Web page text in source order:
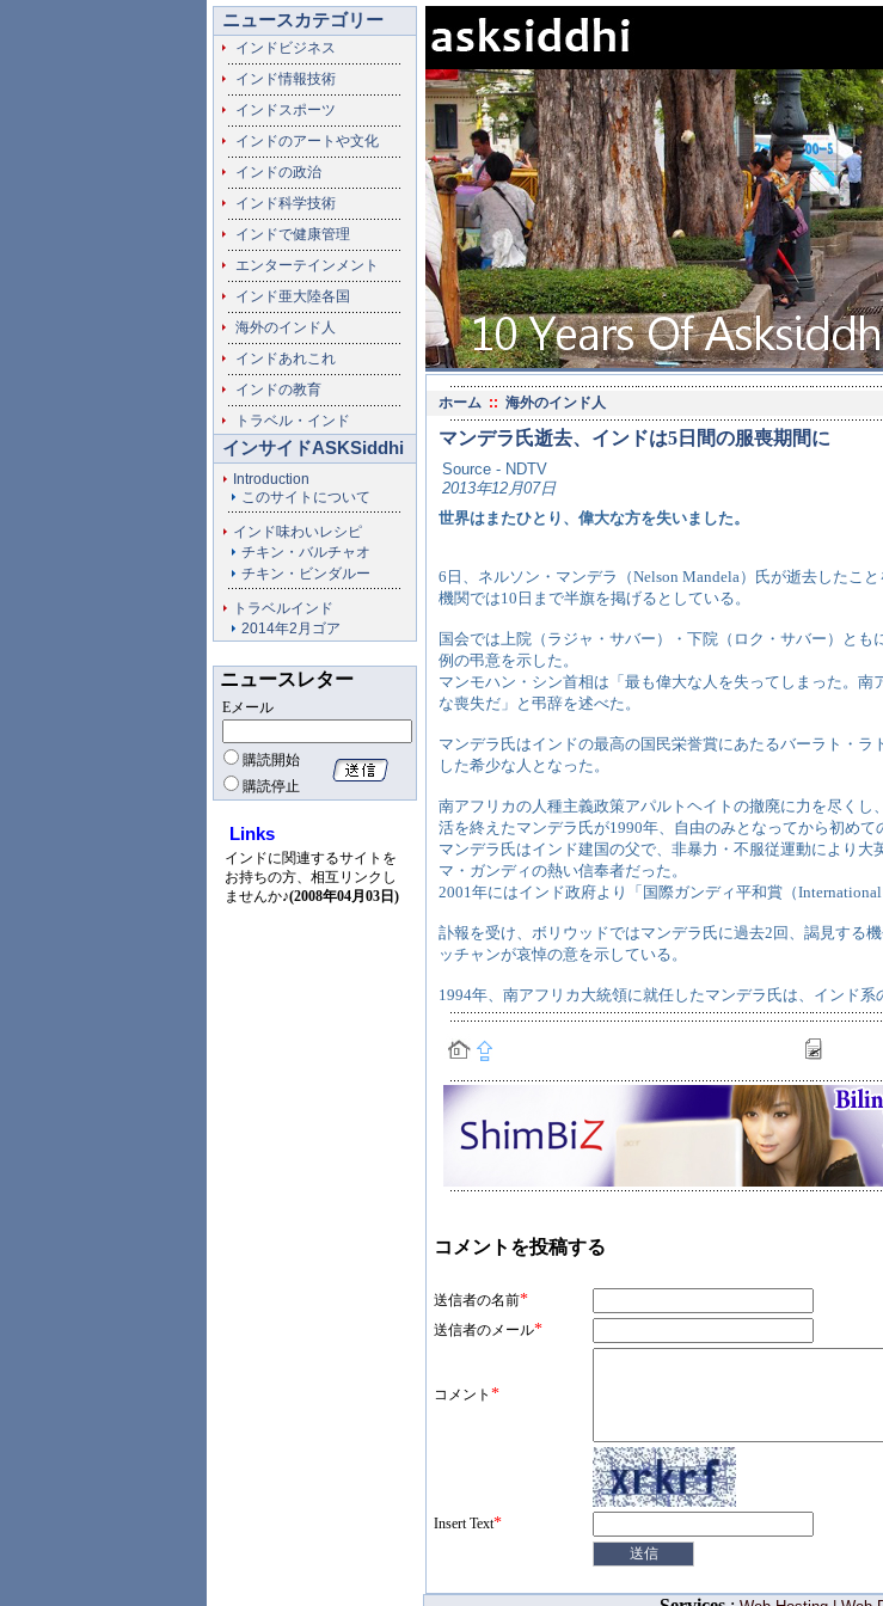
ニュースカテゴリー
インドビジネス
インド情報技術
インドスポーツ
インドのアートや文化
インドの政治
インド科学技術
インドで健康管理
エンターテインメント
インド亜大陸各国
海外のインド人
インドあれこれ
インドの教育
トラベル・インド
インサイドASKSiddhi
Introduction
このサイトについて
インド味わいレシピ
チキン・バルチャオ
チキン・ビンダルー
トラベルインド
2014年2月ゴア
ニュースレター
Eメール
購読開始
購読停止
Links
インドに関連するサイトを
お持ちの方、相互リンクし
ませんか♪(2008年04月03日)
ホーム :: 海外のインド人
マンデラ氏逝去、インドは5日間の服喪期間に
Source - NDTV
2013年12月07日
世界はまたひとり、偉大な方を失いました。
6日、ネルソン・マンデラ（Nelson Mandela）氏が逝去したこ
機関では10日まで半旗を掲げるとしている。
国会では上院（ラジャ・サバー）・下院（ロク・サバー）と
例の弔意を示した。
マンモハン・シン首相は「最も偉大な人を失ってしまった。
な喪失だ」と弔辞を述べた。
マンデラ氏はインドの最高の国民栄誉賞にあたるバーラト・ラ
した希少な人となった。
南アフリカの人種主義政策アパルトヘイトの撤廃に力を尽く
活を終えたマンデラ氏が1990年、自由のみとなってから初めて
マンデラ氏はインド建国の父で、非暴力・不服従運動により大
マ・ガンディの熱い信奉者だった。
2001年にはインド政府より「国際ガンディ平和賞（International
訃報を受け、ボリウッドではマンデラ氏に過去2回、謁見する
ッチャンが哀悼の意を示している。
1994年、南アフリカ大統領に就任したマンデラ氏は、インド系
コメントを投稿する
送信者の名前*
送信者のメール*
コメント *
Insert Text*